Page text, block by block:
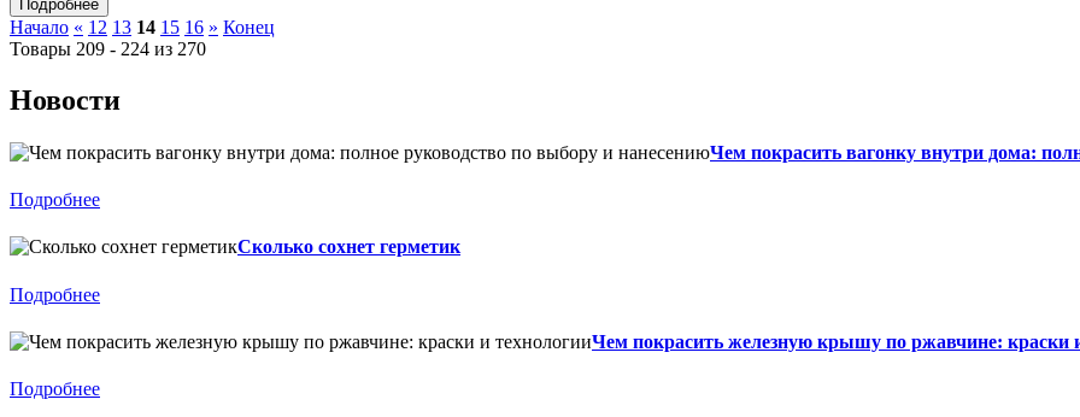
Начало « 12 13 14 15 16 » Конец
Товары 209 - 224 из 270
Новости
Чем покрасить вагонку внутри дома:
Подробнее
Сколько сохнет герметик
Подробнее
Чем покрасить железную крышу по ржавчине: краски
Подробнее